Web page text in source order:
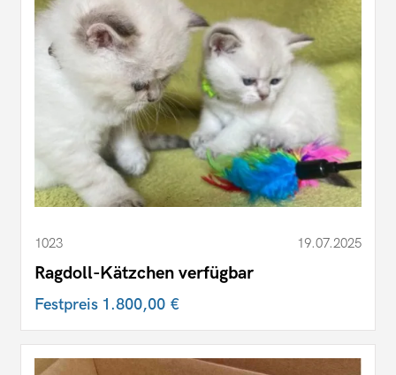
1023 19.07.2025
Ragdoll-Kätzchen verfügbar
Festpreis 1.800,00 €